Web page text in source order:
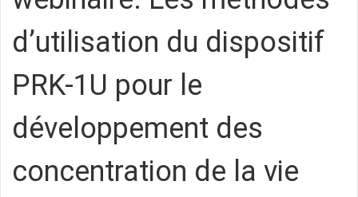
d’utilisation du dispositif
PRK-1U pour le
développement des
concentration de la vie